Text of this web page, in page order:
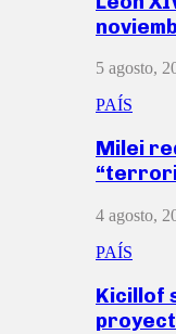
5 agosto,
PAÍS
Milei
4 agosto,
PAÍS
Kicillof